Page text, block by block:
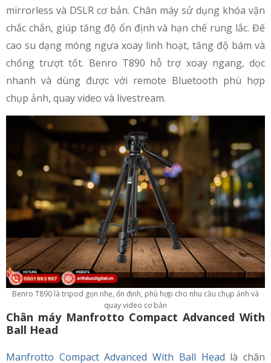
mirrorless và DSLR cơ bản. Chân máy sử dụng khóa vặn
chắc chắn, giúp tăng độ ổn định và hạn chế rung lắc. Đế
cao su dạng móng ngựa xoay linh hoạt, tăng độ bám và
chống trượt tốt. Benro T890 hỗ trợ xoay ngang, dọc
nhanh và dùng được với remote Bluetooth phù hợp
chụp ảnh, quay video và livestream.
Benro T890 là tripod gọn nhẹ, ổn định, phù hợp cho nhu cầu chụp ảnh và
quay video cơ bản
Chân máy Manfrotto Compact Advanced With
Ball Head
Manfrotto Compact Advanced With Ball Head là chân